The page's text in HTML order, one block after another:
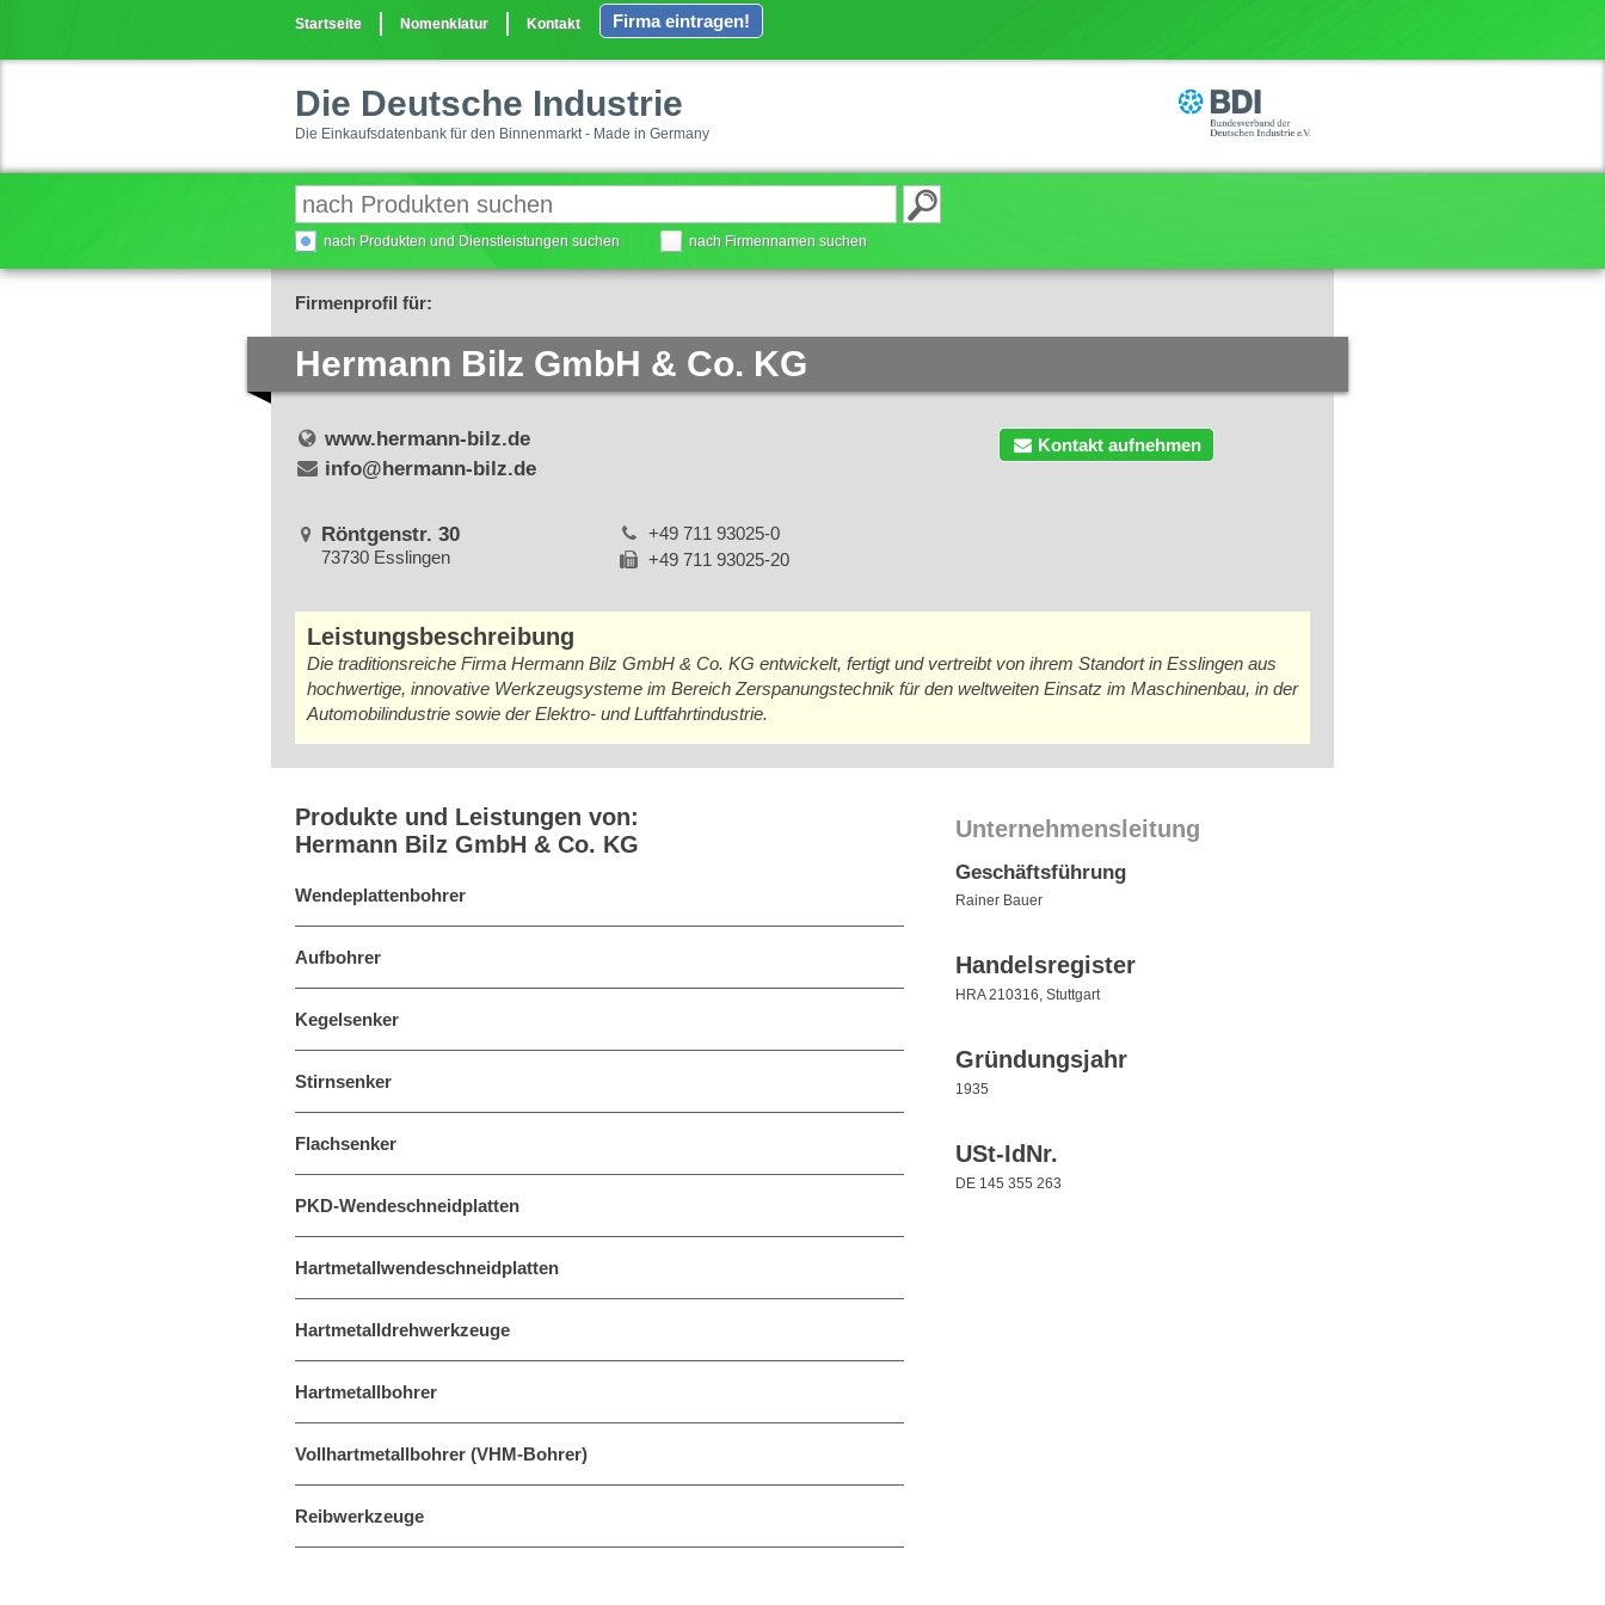
Startseite Nomenklatur Kontakt Firma eintragen!
Die Deutsche Industrie
Die Einkaufsdatenbank für den Binnenmarkt - Made in Germany
nach Produkten und Dienstleistungen suchen nach Firmennamen suchen
Firmenprofil für:
Hermann Bilz GmbH & Co. KG
Kontakt aufnehmen
www.hermann-bilz.de
info@hermann-bilz.de
Röntgenstr. 30
73730 Esslingen
+49 711 93025-0
+49 711 93025-20
Leistungsbeschreibung
Die traditionsreiche Firma Hermann Bilz GmbH & Co. KG entwickelt, fertigt und vertreibt von ihrem Standort in Esslingen aus
hochwertige, innovative Werkzeugsysteme im Bereich Zerspanungstechnik für den weltweiten Einsatz im Maschinenbau, in der
Automobilindustrie sowie der Elektro- und Luftfahrtindustrie.
Produkte und Leistungen von:
Hermann Bilz GmbH & Co. KG
Wendeplattenbohrer
Aufbohrer
Kegelsenker
Stirnsenker
Flachsenker
PKD-Wendeschneidplatten
Hartmetallwendeschneidplatten
Hartmetalldrehwerkzeuge
Hartmetallbohrer
Vollhartmetallbohrer (VHM-Bohrer)
Reibwerkzeuge
Unternehmensleitung
Geschäftsführung
Rainer Bauer
Handelsregister
HRA 210316, Stuttgart
Gründungsjahr
1935
USt-IdNr.
DE 145 355 263